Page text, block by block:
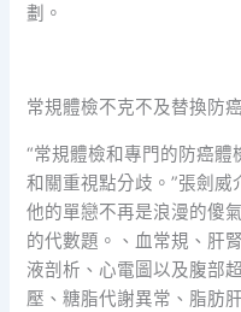
劃。
常規體檢不克不及替換防
“常規體檢和專門的防癌
和關重視點分歧。”張劍
他的單戀不再是浪漫的傻
的代數題。、血常規、肝
液剖析、心電圖以及腹部
壓、糖脂代謝異常、脂肪